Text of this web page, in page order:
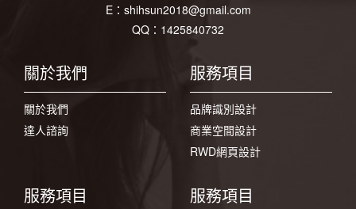
E： shihsun2018@gmail.com
QQ：1425840732
關於我們
關於我們
達人諮詢
服務項目
品牌識別設計
商業空間設計
RWD網頁設計
服務項目 服務項目